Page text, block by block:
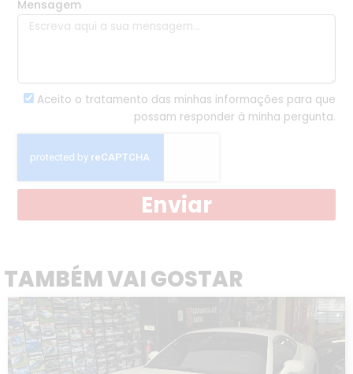
Mensagem
Aceito o tratamento das minhas informações para que
possam responder à minha pergunta.
Enviar
TAMBÉM VAI GOSTAR